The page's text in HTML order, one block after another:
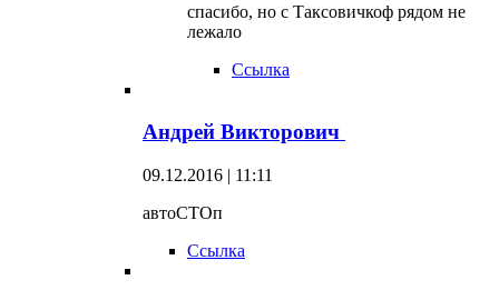
спасибо, но с Таксовичкоф рядом не
лежало
Ссылка
Андрей Викторович
09.12.2016 | 11:11
автоСТОп
Ссылка